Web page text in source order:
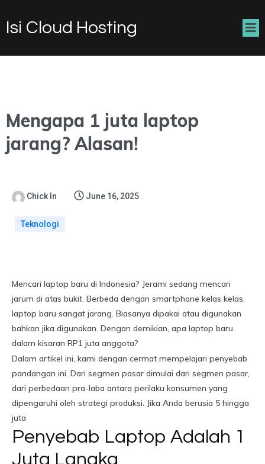
Isi Cloud Hosting
Mengapa 1 juta laptop
jarang? Alasan!
Chick In June 16, 2025
Teknologi
Mencari laptop baru di Indonesia? Jerami sedang mencari
jarum di atas bukit. Berbeda dengan smartphone kelas kelas,
laptop baru sangat jarang. Biasanya dipakai atau digunakan
bahkan jika digunakan. Dengan demikian, apa laptop baru
dalam kisaran RP1 juta anggota?
Dalam artikel ini, kami dengan cermat mempelajari penyebab
pandangan ini. Dari segmen pasar dimulai dari segmen pasar,
dari perbedaan pra-laba antara perilaku konsumen yang
dipengaruhi oleh strategi produksi. Jika Anda berusia 5 hingga
juta
Penyebab Laptop Adalah 1
Juta Langka